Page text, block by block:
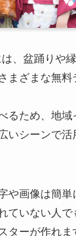
は、盆踊りや
まざまな無
るため、地域
いシーンで
や画像は簡
ていない人で
ターが作れま